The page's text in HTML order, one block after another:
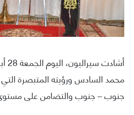
محمد السادس ورؤيته المتبصرة التي
جنوب – جنوب والتضامن على مستوى